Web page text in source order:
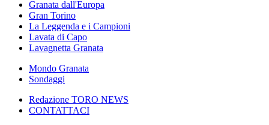
Granata dall'Europa
Gran Torino
La Leggenda e i Campioni
Lavata di Capo
Lavagnetta Granata
Mondo Granata
Sondaggi
Redazione TORO NEWS
CONTATTACI